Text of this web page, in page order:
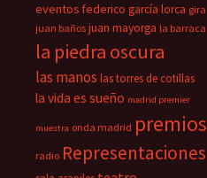
eventos federico garcía lorca gira
juan baños juan mayorga la barraca
la piedra oscura
las manos las torres de cotillas
la vida es sueño madrid premier
muestra onda madrid premios
radio Representaciones